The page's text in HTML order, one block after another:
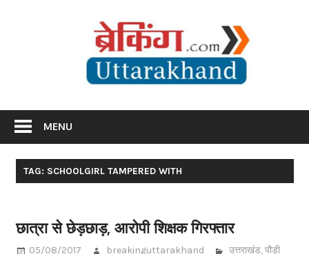
MENU
TAG: SCHOOLGIRL TAMPERED WITH
छात्रा से छेड़छाड़, आरोपी शिक्षक गिरफ्तार
05/08/2017 breakinguttarakhand उत्तराखंड,पौड़ी